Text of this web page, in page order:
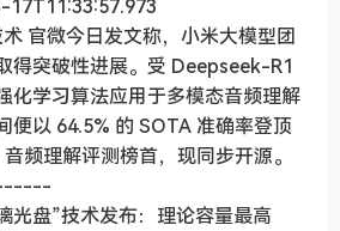
17T11:33:57.973
官微今日发文称，小米大模型团
得突破性进展。受 Deepseek-R1
化学习算法应用于多模态音频理解
便以 64.5% 的 SOTA 准确率登顶
频理解评测榜首，现同步开源。
光盘”技术发布：理论容量最高